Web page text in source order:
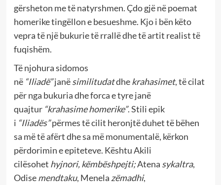
gërsheton me të natyrshmen. Çdo gjë në poemat
homerike tingëllon e besueshme. Kjo i bën këto
vepra të një bukurie të rrallë dhe të artit realist të
fuqishëm.
Të njohura sidomos
në “Iliadë” janë similitudatdhe krahasimet, të cilat
për nga bukuria dhe forca e tyre janë
quajtur “krahasime homerike”. Stili epik
i “Iliadës” përmes të cilit heronjtë duhet të bëhen
sa më të afërt dhe sa më monumentalë, kërkon
përdorimin e epiteteve. Kështu Akili
cilësohet hyjnori, këmbëshpejti;Atena sykaltra,
Odise mendtaku, Menela zëmadhi,